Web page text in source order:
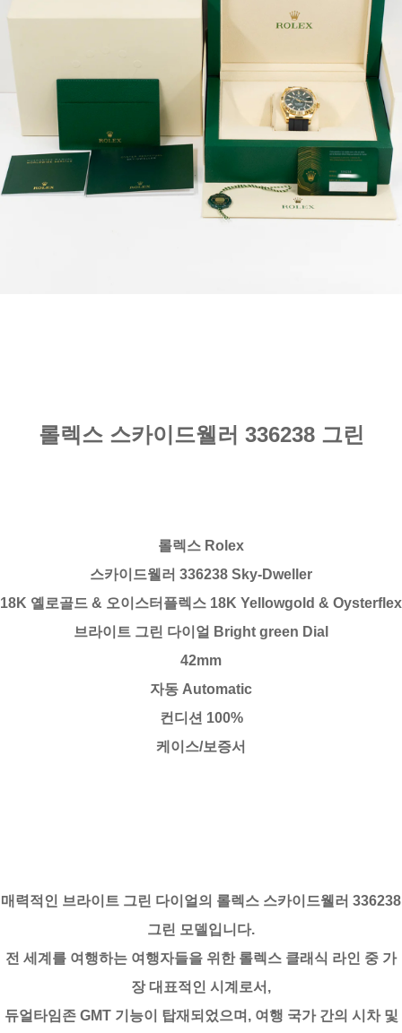
롤렉스 스카이드웰러 336238 그린
롤렉스 Rolex
스카이드웰러 336238 Sky-Dweller
18K 옐로골드 & 오이스터플렉스 18K Yellowgold & Oysterflex
브라이트 그린 다이얼 Bright green Dial
42mm
자동 Automatic
컨디션 100%
케이스/보증서
매력적인 브라이트 그린 다이얼의 롤렉스 스카이드웰러 336238
그린 모델입니다.
전 세계를 여행하는 여행자들을 위한 롤렉스 클래식 라인 중 가
장 대표적인 시계로서,
듀얼타임존 GMT 기능이 탑재되었으며, 여행 국가 간의 시차 및